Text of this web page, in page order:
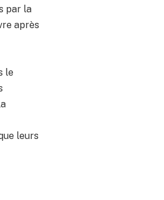
par la
après
le
leurs